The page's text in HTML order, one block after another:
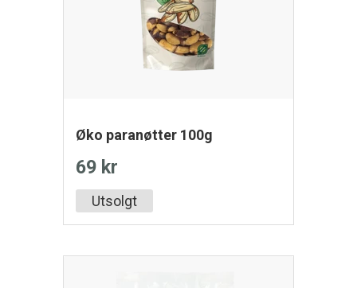
Øko paranøtter 100g
69 kr
Utsolgt